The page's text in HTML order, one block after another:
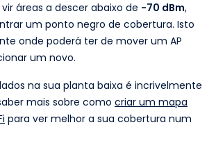
áreas a descer abaixo de -70 dBm,
um ponto negro de cobertura. Isto
onde poderá ter de mover um AP
um novo.
na sua planta baixa é incrivelmente
mais sobre como criar um mapa
para ver melhor a sua cobertura num